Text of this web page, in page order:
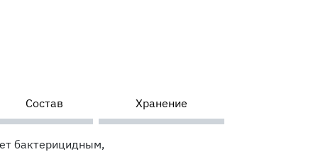
Состав Хранение
бактерицидным,